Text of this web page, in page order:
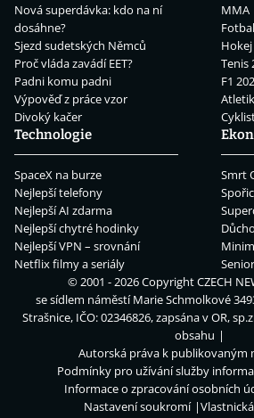
Nová superdávka: kdo na ní
dosáhne?
Sjezd sudetských Němců
Proč vláda zavádí EET?
Padni komu padni
Výpověď z práce vzor
Divoký kačer
MMA
Tenis
F1
Technologie
SpaceX na burze
Nejlepší telefony
Nejlepší AI zdarma
Nejlepší chytré hodinky
Nejlepší VPN – srovnání
Netflix filmy a seriály
Smrt
© 2001 - 2026 CopyrightCZECH
se sídlem náměstí Marie Schmolkové
Strašnice, IČO: 02346826, zapsána v OR,
obsahu
Autorská práva k publikovaným
Podmínky pro užívání služby
Informace o zpracování osobních
Nastavení soukromí